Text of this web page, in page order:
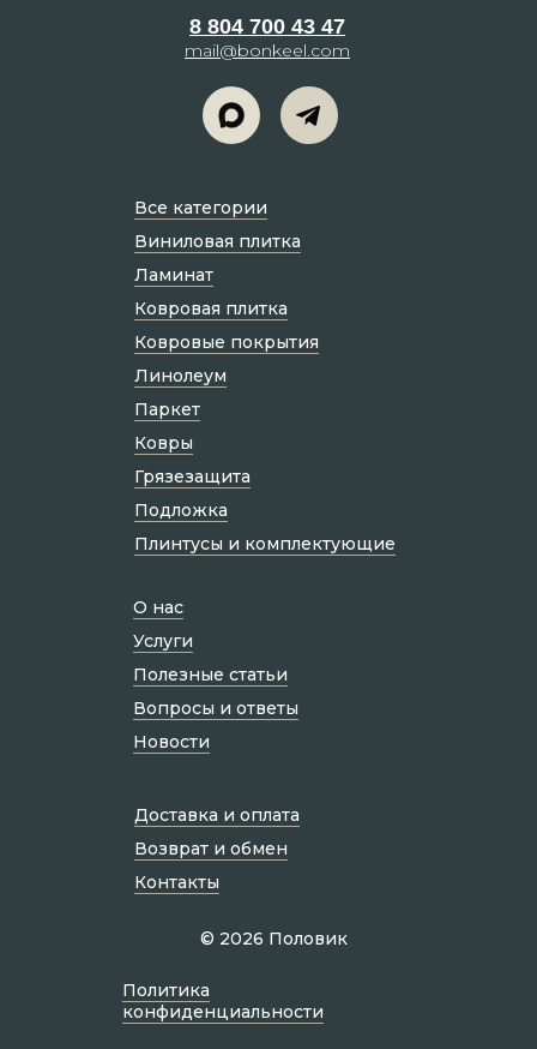
8 804 700 43 47
mail@bonkeel.com
О нас
Услуги
Полезные статьи
Вопросы и ответы
Новости
Доставка и оплата
Возврат и обмен
Контакты
© 2026 Половик
Все категории
Виниловая плитка
Ламинат
Ковровая плитка
Ковровые покрытия
Линолеум
Паркет
Ковры
Грязезащита
Подложка
Плинтусы и комплектующие
Политик а
конфиденциальности